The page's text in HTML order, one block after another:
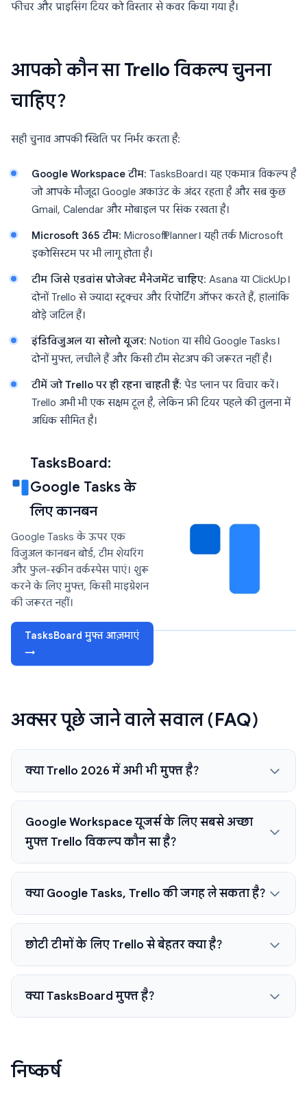
फीचर और प्राइसिंग टियर को विस्तार से कवर किया गया है।
आपको कौन सा Trello विकल्प चुनना
चाहिए?
सही चुनाव आपकी स्थिति पर निर्भर करता है:
Google Workspace टीम: TasksBoard। यह एकमात्र विकल्प है
जो आपके मौजूदा Google अकाउंट के अंदर रहता है और सब कुछ
Gmail, Calendar और मोबाइल पर सिंक रखता है।
Microsoft 365 टीम: Microsoft Planner। यही तर्क Microsoft
इकोसिस्टम पर भी लागू होता है।
टीम जिसे एडवांस प्रोजेक्ट मैनेजमेंट चाहिए: Asana या ClickUp।
दोनों Trello से ज्यादा स्ट्रक्चर और रिपोर्टिंग ऑफर करते हैं, हालांकि
थोड़े जटिल हैं।
इंडिविजुअल या सोलो यूजर: Notion या सीधे Google Tasks।
दोनों मुफ्त, लचीले हैं और किसी टीम सेटअप की जरूरत नहीं है।
टीमें जो Trello पर ही रहना चाहती हैं: पेड प्लान पर विचार करें।
Trello अभी भी एक सक्षम टूल है, लेकिन फ्री टियर पहले की तुलना में
अधिक सीमित है।
TasksBoard:
Google Tasks के
लिए कानबन
Google Tasks के ऊपर एक
विजुअल कानबन बोर्ड, टीम शेयरिंग
और फुल-स्क्रीन वर्कस्पेस पाएं। शुरू
करने के लिए मुफ्त, किसी माइग्रेशन
की जरूरत नहीं।
TasksBoard मुफ्त आज़माएं
→
अक्सर पूछे जाने वाले सवाल (FAQ)
क्या Trello 2026 में अभी भी मुफ्त है?
Google Workspace यूजर्स के लिए सबसे अच्छा
मुफ्त Trello विकल्प कौन सा है?
क्या Google Tasks, Trello की जगह ले सकता है?
छोटी टीमों के लिए Trello से बेहतर क्या है?
क्या TasksBoard मुफ्त है?
निष्कर्ष